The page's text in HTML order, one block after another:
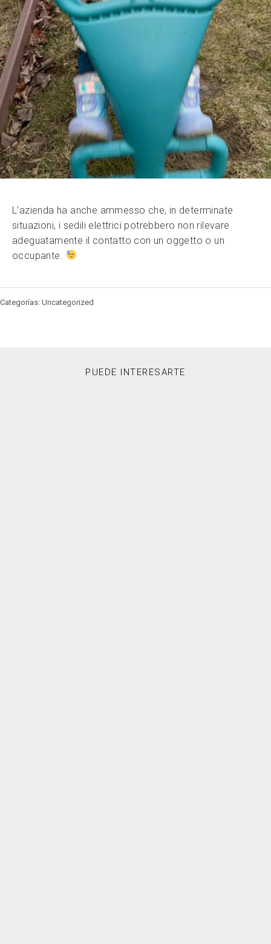
L’azienda ha anche ammesso che, in determinate
situazioni, i sedili elettrici potrebbero non rilevare
adeguatamente il contatto con un oggetto o un
occupante.
Categorías: Uncategorized
PUEDE INTERESARTE